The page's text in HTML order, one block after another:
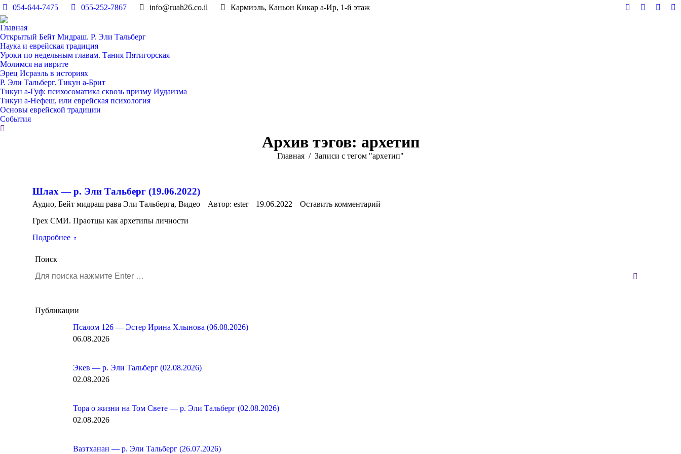
054-644-7475 055-252-7867 info@ruah26.co.il Кармиэль, Каньон Кикар а-Ир, 1-й этаж
Страница
Страница
Главная
Открытый Бейт Мидраш. Р. Эли Тальберг
Наука и еврейская традиция
Уроки по недельным главам. Тания Пятигорская
Молимся на иврите
Эрец Исраэль в историях
Р. Эли Тальберг. Тикун а-Брит
Тикун а-Гуф: психосоматика сквозь призму Иудаизма
Тикун а-Нефеш, или еврейская психология
Основы еврейской традиции
События
Поиск:
Архив тэгов: архетип
Вы здесь:
Главная Записи с тегом "архетип"
Шлах — р. Эли Тальберг (19.06.2022)
Аудио, Бейт мидраш рава Эли Тальберга, Видео Автор: ester 19.06.2022
Оставить комментарий
Грех СМИ. Праотцы как архетипы личности
Подробнее
Поиск
Поиск:
Публикации
Псалом 126 — Эстер Ирина Хлынова (06.08.2026)
06.08.2026
Экев — р. Эли Тальберг (02.08.2026)
02.08.2026
Тора о жизни на Том Свете — р. Эли Тальберг (02.08.2026)
02.08.2026
Ваэтханан — р. Эли Тальберг (26.07.2026)